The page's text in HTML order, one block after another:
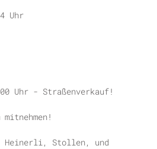
Uhr
Uhr - Straßenverkauf!
Heinerli, Stollen, und